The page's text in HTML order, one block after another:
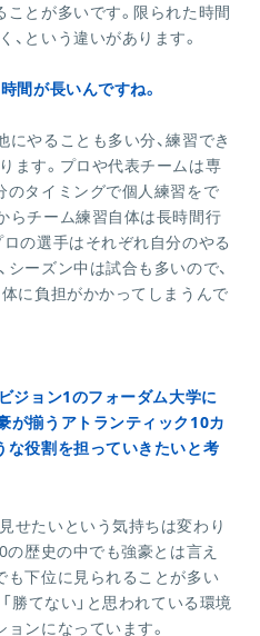
ことが多いです。限られた時間
という違いがあります。
間が長いんですね。
やることも多い分、練習でき
ます。プロや代表チームは専
のタイミングで個人練習をで
らチーム練習自体は長時間行
ロの選手はそれぞれ自分のやる
ーズン中は試合も多いので、
に負担がかかってしまうんで
ジョン1のフォーダム大学に
が揃うアトランティック10カ
な役割を担っていきたいと考
せたいという気持ちは変わり
歴史の中でも強豪とは言え
も下位に見られることが多い
勝てない」と思われている環境
ンになっています。